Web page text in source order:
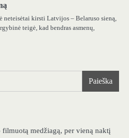
neteisėtai kirsti Latvijos – Belaruso sieną,
teigė, kad bendras asmenų,
Paieška
medžiagą, per vieną naktį